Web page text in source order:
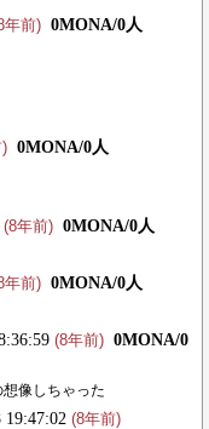
年前) 0MONA/0人
0MONA/0人
(8年前) 0MONA/0人
年前) 0MONA/0人
(8年前) 0MONA/0
像しちゃった
19:47:02 (8年前)